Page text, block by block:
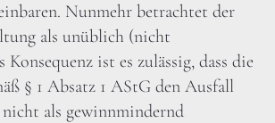
Nunmehr betrachtet der
als unüblich (nicht
ist es zulässig, dass die
§ 1 Absatz 1 AStG den Ausfall
nicht als gewinnmindernd